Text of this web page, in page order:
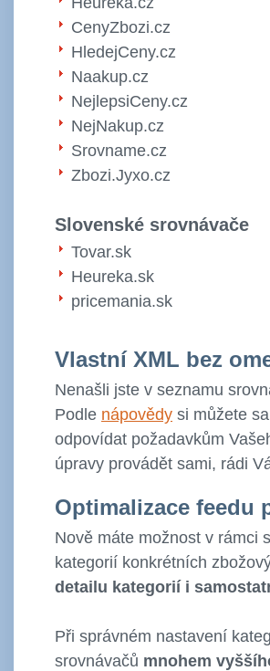
CenyZbozi.cz
HledejCeny.cz
Naakup.cz
NejlepsiCeny.cz
NejNakup.cz
Srovname.cz
Zbozi.Jyxo.cz
Slovenské srovnávače
Tovar.sk
Heureka.sk
pricemania.sk
Vlastní XML bez
Nenašli jste v seznamu
Podle nápovědy si můžete
odpovídat požadavkům
úpravy provádět sami, rádi
Optimalizace feedu
Nově máte možnost v rámci
kategorií konkrétních
detailu kategorií i
Při správném nastavení
srovnávačů mnohem